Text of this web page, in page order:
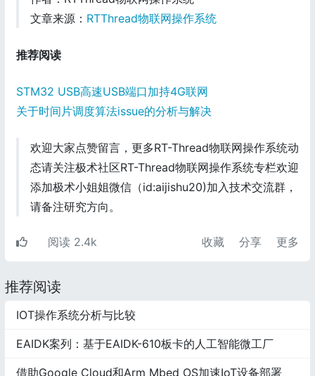
文章来源： RTThread物联网操作系统
推荐阅读
STM32 USB高速USB端口加持4G联网
关于时间片调度算法issue的分析与解决
欢迎大家点赞留言，更多RT-Thread物联网操作系统动
态请关注极术社区RT-Thread物联网操作系统专栏欢迎
添加极术小姐姐微信（id:aijishu20)加入技术交流群，
请备注研究方向。
阅读 2.4k 收藏 分享 更多
推荐阅读
IOT操作系统分析与比较
EAIDK案列：基于EAIDK-610板卡的人工智能微工厂
借助Google Cloud和Arm Mbed OS加速IoT设备部署